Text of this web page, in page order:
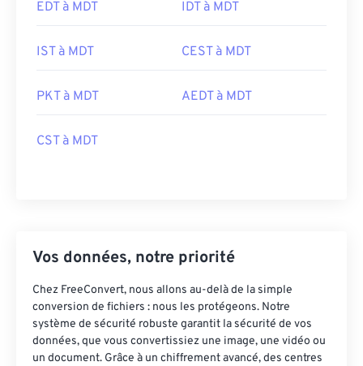
EDT à MDT IDT à MDT
IST à MDT CEST à MDT
PKT à MDT AEDT à MDT
CST à MDT
Vos données, notre priorité
Chez FreeConvert, nous allons au-delà de la simple
conversion de fichiers : nous les protégeons. Notre
système de sécurité robuste garantit la sécurité de vos
données, que vous convertissiez une image, une vidéo ou
un document. Grâce à un chiffrement avancé, des centres